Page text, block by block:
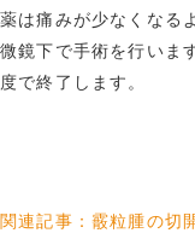
薬は痛みが少なくなる
微鏡下で手術を行いま
度で終了します。
関連記事：霰粒腫の切